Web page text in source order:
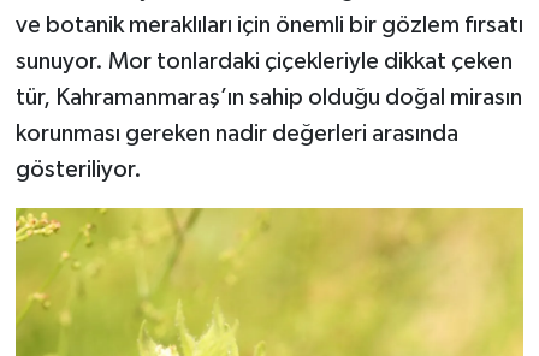
ve botanik meraklıları için önemli bir gözlem fırsatı
sunuyor. Mor tonlardaki çiçekleriyle dikkat çeken
tür, Kahramanmaraş’ın sahip olduğu doğal mirasın
korunması gereken nadir değerleri arasında
gösteriliyor.